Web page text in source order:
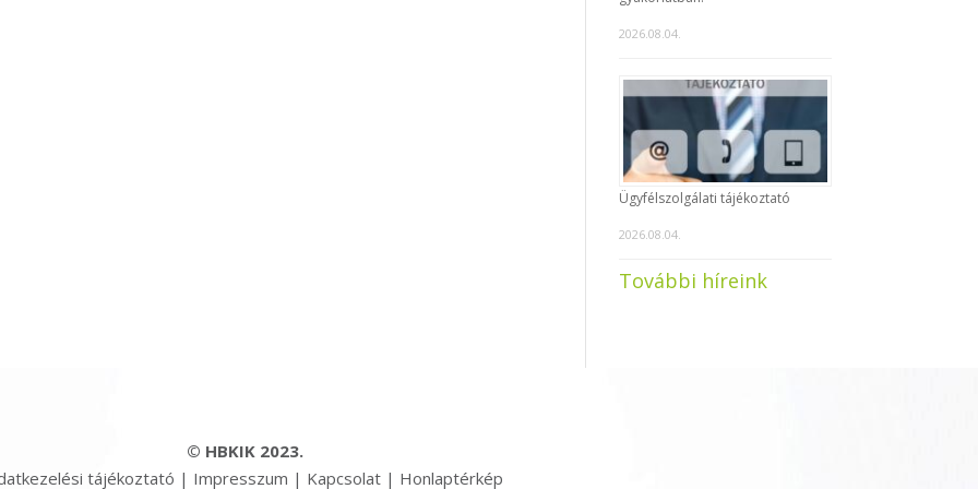
2026.08.04.
Ügyfélszolgálati tájékoztató
2026.08.04.
További híreink
© HBKIK 2023.
tájékoztató | Impresszum | Kapcsolat| Honlaptérkép